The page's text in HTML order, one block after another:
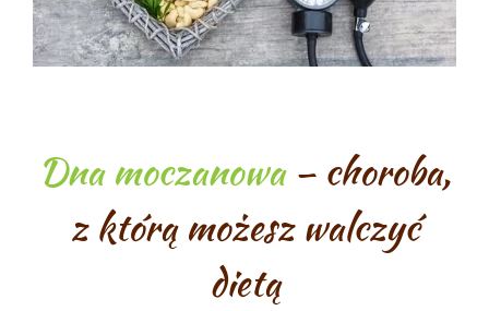
Dna moczanowa – choroba,
z którą możesz walczyć
dietą